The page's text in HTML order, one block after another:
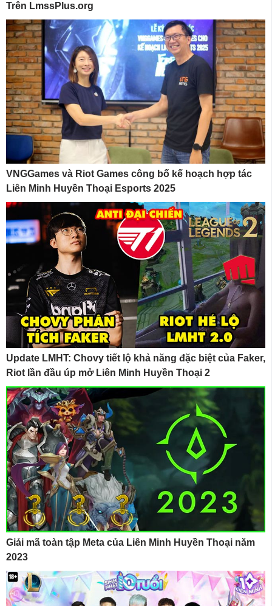
Trên LmssPlus.org
VNGGames và Riot Games công bố kế hoạch hợp tác
Liên Minh Huyền Thoại Esports 2025
Update LMHT: Chovy tiết lộ khả năng đặc biệt của Faker,
Riot lần đầu úp mở Liên Minh Huyền Thoại 2
Giải mã toàn tập Meta của Liên Minh Huyền Thoại năm
2023